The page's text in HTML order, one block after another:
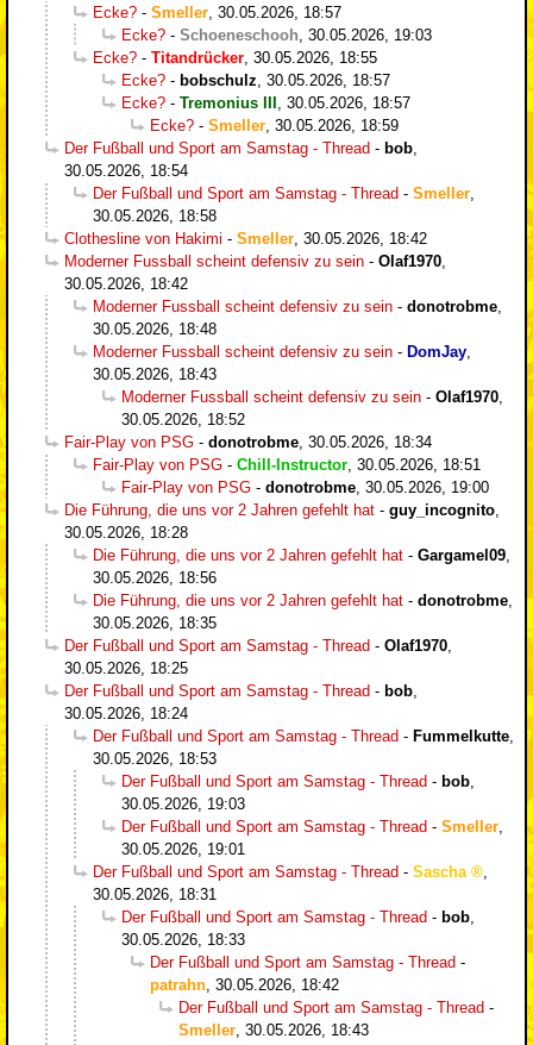
Ecke? - Smeller 30.05.2026, 18:57
Ecke? - Schoeneschooh 30.05.2026, 19:03
Ecke? - Titandrücker 30.05.2026, 18:55
Ecke? - bobschulz 30.05.2026, 18:57
Ecke? - Tremonius III
30.05.2026, 18:57
Ecke? - Smeller 30.05.2026, 18:59
Der Fußball und Sport am Samstag - Thread - bob
30.05.2026, 18:54
Der Fußball und Sport am Samstag - Thread - Smeller
30.05.2026, 18:58
Clothesline von Hakimi - Smeller 30.05.2026, 18:42
Moderner Fussball scheint defensiv zu sein - Olaf1970
30.05.2026, 18:42
Moderner Fussball scheint defensiv zu sein - donotrobme
30.05.2026, 18:48
Moderner Fussball scheint defensiv zu sein - DomJay
30.05.2026, 18:43
Moderner Fussball scheint defensiv zu sein - Olaf1970
30.05.2026, 18:52
Fair-Play von PSG - donotrobme 30.05.2026, 18:34
Fair-Play von PSG - Chill-Instructor 30.05.2026, 18:51
Fair-Play von PSG - donotrobme 30.05.2026, 19:00
Die Führung, die uns vor 2 Jahren gefehlt hat - guy_incognito
30.05.2026, 18:28
Die Führung, die uns vor 2 Jahren gefehlt hat - Gargamel09
30.05.2026, 18:56
Die Führung, die uns vor 2 Jahren gefehlt hat - donotrobme
30.05.2026, 18:35
Der Fußball und Sport am Samstag - Thread - Olaf1970
30.05.2026, 18:25
Der Fußball und Sport am Samstag - Thread - bob
30.05.2026, 18:24
Der Fußball und Sport am Samstag - Thread - Fummelkutte
30.05.2026, 18:53
Der Fußball und Sport am Samstag - Thread - bob
30.05.2026, 19:03
Der Fußball und Sport am Samstag - Thread - Smeller
30.05.2026, 19:01
Der Fußball und Sport am Samstag - Thread - Sascha
30.05.2026, 18:31
Der Fußball und Sport am Samstag - Thread - bob
30.05.2026, 18:33
Der Fußball und Sport am Samstag - Thread -
patrahn 30.05.2026, 18:42
Der Fußball und Sport am Samstag - Thread -
Smeller 30.05.2026, 18:43